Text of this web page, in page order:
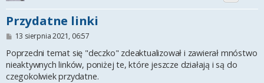
Przydatne linki
P
s
13 sierpnia 2021, 06:57
Poprzedni temat się "deczko" zdeaktualizował i zawierał mnóstwo
nieaktywnych linków, poniżej te, które jeszcze działają i są do
czegokolwiek przydatne.